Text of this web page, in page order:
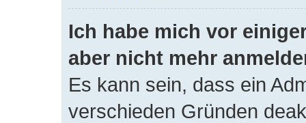
Ich habe mich vor
aber nicht mehr
Es kann sein, dass ein
verschieden Gründen